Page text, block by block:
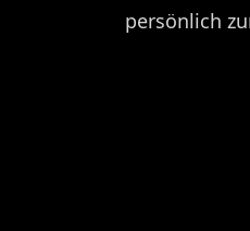
persönlich